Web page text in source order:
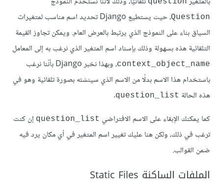
Question
، حيث يستطيع Django تحديد اسم مناسب لمتغيرات
السياق بناء على النموذج الذي يرتبط بالعرض العام. ويمكن تجاوز القيمة
التلقائية هذه بسهولة وذلك بإسناد اسم المتغير الذي نرغب به إلى المعامل
context_object_name
، وبهذا نخبر Django بأنّنا نرغب
باستخدام هذا الاسم بدلًا من الاسم الذي سينشئه بصورة تلقائية وهو في
هذه الحالة question_list
.
كما يمكنك الإبقاء على الاسم الافتراضي question_list إن كنت
ترغب في ذلك، ولكن هنا عليك تغيير اسم المتغير في أي مكان يرد فيه
ضمن القوالب.
الملفات الساكنة Static Files